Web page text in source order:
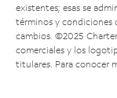
existentes; esas se
términos y condiciones
cambios. ©2025
comerciales y los
titulares. Para conocer